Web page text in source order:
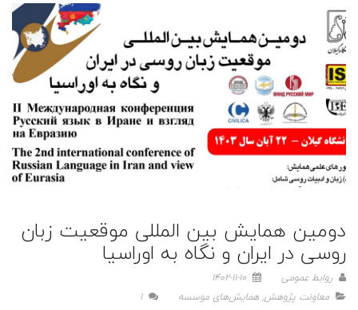
دومین همایش بین المللی موقعیت زبان
روسی در ایران و نگاه به اوراسیا
روابط عمومی
معاونت پژوهش,همایش‌های موسسه 1